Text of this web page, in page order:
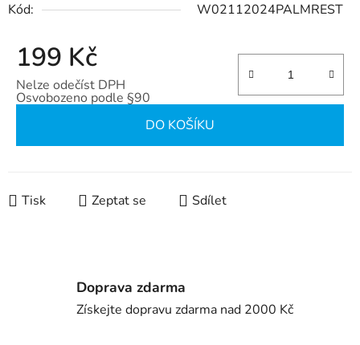
Kód:
W02112024PALMREST
199 Kč
Nelze odečíst DPH
Osvobozeno podle §90
DO KOŠÍKU
Tisk Zeptat se Sdílet
Doprava zdarma
Získejte dopravu zdarma nad 2000 Kč